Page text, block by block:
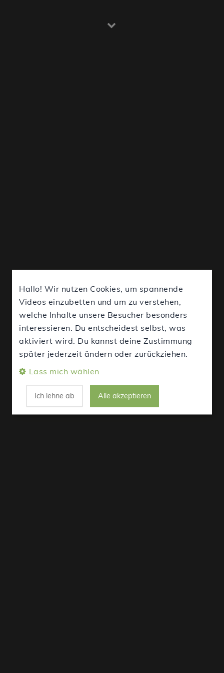
Hallo! Wir nutzen Cookies, um spannende
Videos einzubetten und um zu verstehen,
welche Inhalte unsere Besucher besonders
interessieren. Du entscheidest selbst, was
aktiviert wird. Du kannst deine Zustimmung
später jederzeit ändern oder zurückziehen.
Lass mich wählen
Ich lehne ab Alle akzeptieren